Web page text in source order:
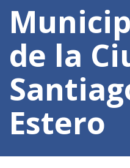
de la
Estero